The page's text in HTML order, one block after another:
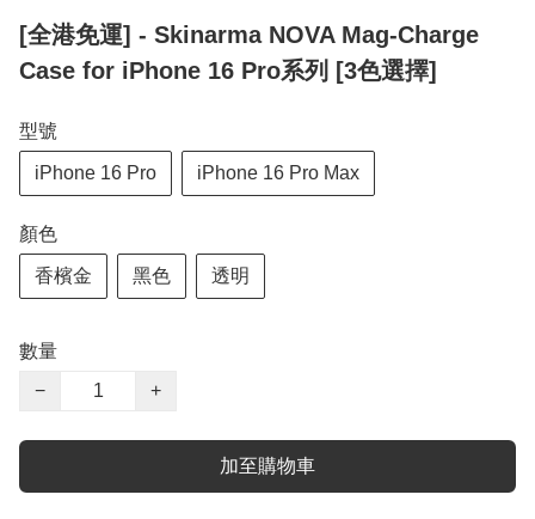
[全港免運] - Skinarma NOVA Mag-Charge
Case for iPhone 16 Pro系列 [3色選擇]
型號
iPhone 16 Pro iPhone 16 Pro Max
顏色
香檳金 黑色 透明
數量
−
+
加至購物車